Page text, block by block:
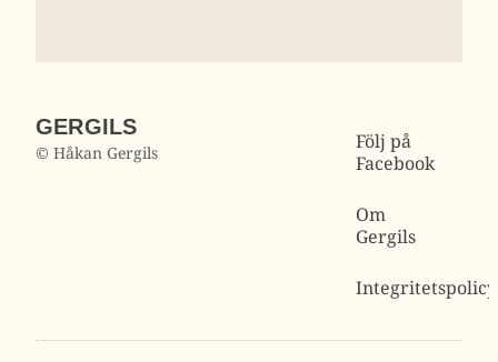
GERGILS
© Håkan Gergils
Följ på
Facebook
Om
Gergils
Integritetspolicy